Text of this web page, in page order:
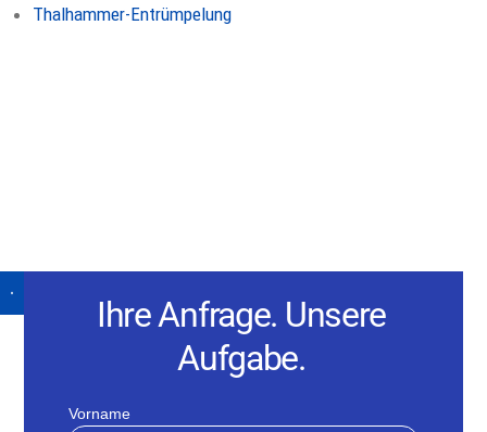
Thalhammer-Entrümpelung
Ihre Anfrage. Unsere
Aufgabe.
Vorname